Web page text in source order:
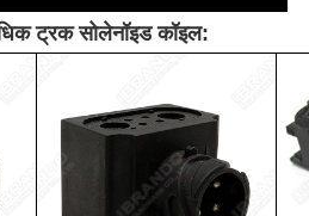
ट्रक सोलेनॉइड कॉइल: